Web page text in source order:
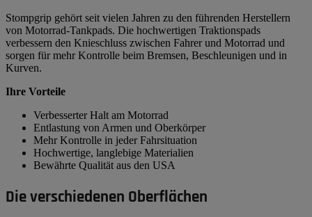
Stompgrip gehört seit vielen Jahren zu den führenden Herstellern
von Motorrad-Tankpads. Die hochwertigen Traktionspads
verbessern den Knieschluss zwischen Fahrer und Motorrad und
sorgen für mehr Kontrolle beim Bremsen, Beschleunigen und in
Kurven.
Ihre Vorteile
Verbesserter Halt am Motorrad
Entlastung von Armen und Oberkörper
Mehr Kontrolle in jeder Fahrsituation
Hochwertige, langlebige Materialien
Bewährte Qualität aus den USA
Die verschiedenen Oberflächen